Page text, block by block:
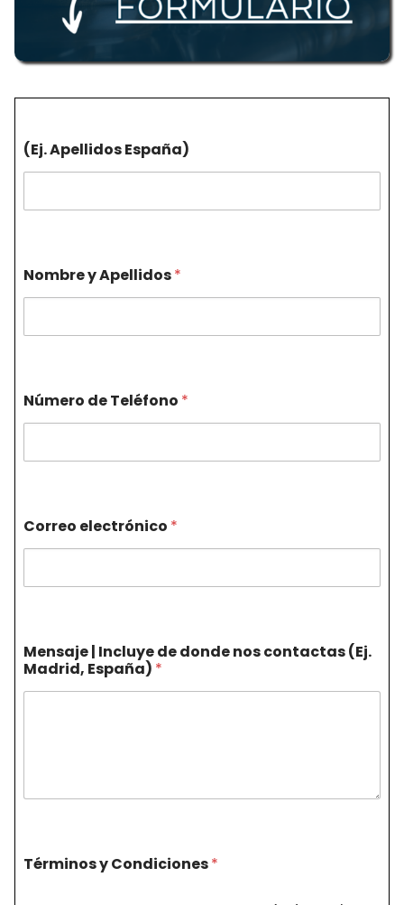
(Ej. Apellidos España)
Nombre y Apellidos*
Número de Teléfono *
Correo electrónico *
Mensaje | Incluye de donde nos contactas (Ej.
Madrid, España) *
Términos y Condiciones*